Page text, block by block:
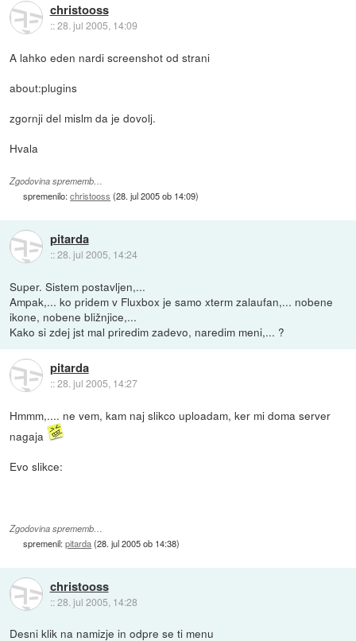
christooss
::28. jul 2005, 14:09
A lahko eden nardi screenshot od strani
about:plugins
zgornji del mislm da je dovolj.
Hvala
Zgodovina sprememb…
spremenilo:christooss (28. jul 2005 ob 14:09)
pitarda
::28. jul 2005, 14:24
Super. Sistem postavljen,...
Ampak,... ko pridem v Fluxbox je samo xterm zalaufan,... nobene
ikone, nobene bližnjice,...
Kako si zdej jst mal priredim zadevo, naredim meni,... ?
pitarda
::28. jul 2005, 14:27
Hmmm,.... ne vem, kam naj slikco uploadam, ker mi doma server
nagaja
Evo slikce:
Zgodovina sprememb…
spremenil:pitarda(28. jul 2005 ob 14:38)
christooss
::28. jul 2005, 14:28
Desni klik na namizje in odpre se ti menu